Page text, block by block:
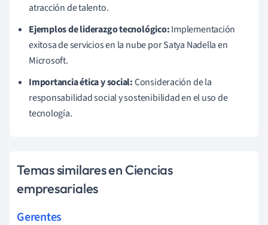
atracción de talento.
Ejemplos de liderazgo tecnológico:Implementación
exitosa de servicios en la nube por Satya Nadella en
Microsoft.
Importancia ética y social:Consideración de la
responsabilidad social y sostenibilidad en el uso de
tecnología.
Temas similares en Ciencias
empresariales
Gerentes